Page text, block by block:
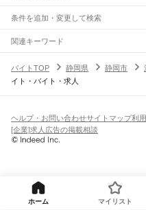
条件を追加・変更して検索
市区町村を追加・変更
静岡県すべて
静岡市 すべて
中央区浜名区天竜区
沼津市熱海市
駅を追加・変更
JR身延線
富士駅柚木駅竪堀駅入山瀬駅
芝川駅 稲子駅
水窪駅大嵐駅
JR東海道本線(熱海～浜松)
職種を追加・変更
飲食・フードサービスすべて
ホールスタッフキッチンスタッフ
パン屋（ベーカリー）
飲
営業テレフォンアポインター（テレ
フードカウンター販売員
アパレル
販売店（店長・マネージャー） その
人気
日払いOK高校生歓迎
シフト
土日祝のみOK
平日のみOK 週1日から
雇用形態を追加・変更
派遣社員
業務委託
関連キーワード
バイトTOP
静岡県 静岡市
イト・バイト・求人
ヘルプ・お問い合わせサイトマップ利
[企業]求人広告の掲載相談
ホーム マイリスト